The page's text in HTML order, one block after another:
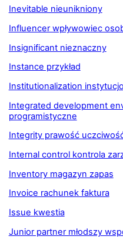
Inevitable nieunikniony
Influencer wpływowiec
Insignificant nieznaczny
Instance przykład
Institutionalization
Integrated development
programistyczne
Integrity prawość
Internal control kontrola
Inventory magazyn zapas
Invoice rachunek faktura
Issue kwestia
Junior partner młodszy